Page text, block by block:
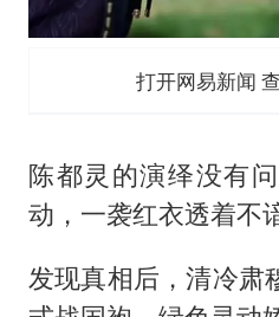
打开网易新闻
陈都灵的演绎没有
动，一袭红衣透着不
发现真相后，清冷肃